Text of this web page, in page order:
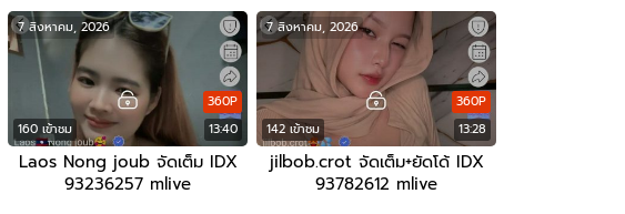
160 เข้าชม 13:40
360P
7 สิงหาคม, 2026
Laos Nong joub จัดเต็ม IDX
93236257 mlive
142 เข้าชม 13:28
360P
7 สิงหาคม, 2026
jilbob.crot จัดเต็ม+ยัดโด้ IDX
93782612 mlive